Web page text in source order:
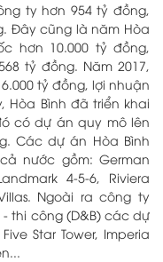
ty hơn 954 tỷ đồng,
Đây cũng là năm Hòa
hơn 10.000 tỷ đồng,
tỷ đồng. Năm 2017,
tỷ đồng, lợi nhuận
Hòa Bình đã triển khai
có dự án quy mô lên
Các dự án Hòa Bình
nước gồm: German
4-5-6, Riviera
Ngoài ra công ty
thi công (D&B) các dự
Star Tower, Imperia